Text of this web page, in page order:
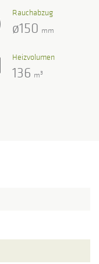
Heizvolumen
136 m3
Rauchabzug
ø150 mm